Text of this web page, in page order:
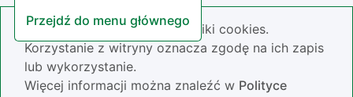
Przejdź do menu głównego
Nasza strona wykorzystuje pliki cookies.
Korzystanie z witryny oznacza zgodę na ich zapis
lub wykorzystanie.
Więcej informacji można znaleźć w Polityce